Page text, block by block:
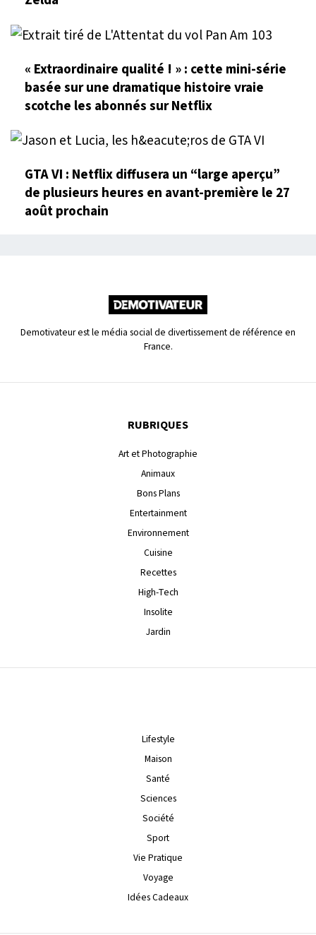
« Extraordinaire qualité ! » : cette mini-série
basée sur une dramatique histoire vraie
scotche les abonnés sur Netflix
GTA VI : Netflix diffusera un “large aperçu”
de plusieurs heures en avant-première le 27
août prochain
Demotivateur est le média social de divertissement de référence en
France.
RUBRIQUES
Art et Photographie
Animaux
Bons Plans
Entertainment
Environnement
Cuisine
Recettes
High-Tech
Insolite
Jardin
Lifestyle
Maison
Santé
Sciences
Société
Sport
Vie Pratique
Voyage
Idées Cadeaux